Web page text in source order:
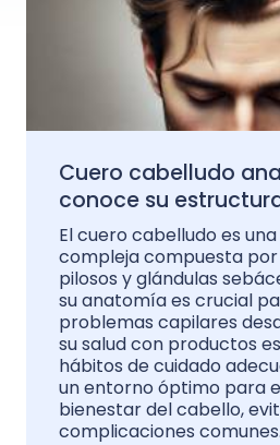
Cuero cabelludo
conoce su
El cuero cabelludo es
compleja compuesta por
pilosos y glándulas
su anatomía es crucial
problemas capilares
su salud con productos
hábitos de cuidado
un entorno óptimo para
bienestar del cabello,
complicaciones comunes.